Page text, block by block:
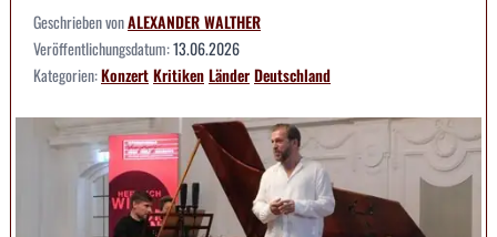
Geschrieben vonALEXANDER WALTHER
Veröffentlichungsdatum:13.06.2026
Kategorien:KonzertKritikenLänderDeutschland